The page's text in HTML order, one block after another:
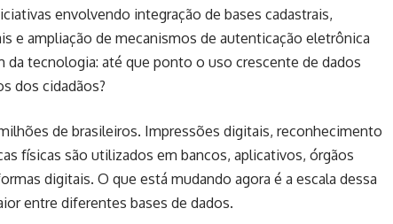
envolvendo integração de bases cadastrais,
e ampliação de mecanismos de autenticação eletrônica
da tecnologia: até que ponto o uso crescente de dados
dos cidadãos?
de brasileiros. Impressões digitais, reconhecimento
físicas são utilizados em bancos, aplicativos, órgãos
digitais. O que está mudando agora é a escala dessa
entre diferentes bases de dados.